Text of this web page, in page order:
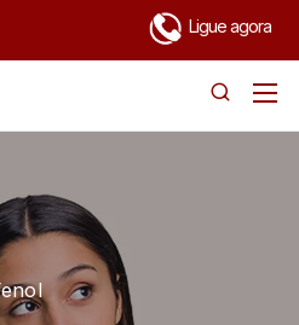
Ligue agora